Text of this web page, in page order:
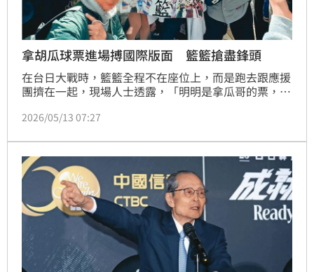
拿胡瓜球票進場搏國際版面 籃籃搶盡鋒頭
在台日大戰時，籃籃全程不在座位上，而是跑去跟應援
團擠在一起，現場人士透露，「明明是拿瓜哥的票，卻
票作為，也是與胡瓜情同父女的關係生變的原因之一。
2026/05/13 07:27